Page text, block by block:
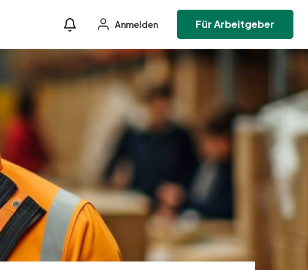
Anmelden Für Arbeitgeber